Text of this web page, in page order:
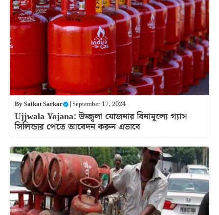
BySaikat Sarkar |September 17, 2024
Ujjwala Yojana: উজ্জ্বলা যোজনার বিনামূল্যে গ্যাস
সিলিন্ডার পেতে আবেদন করুন এভাবে